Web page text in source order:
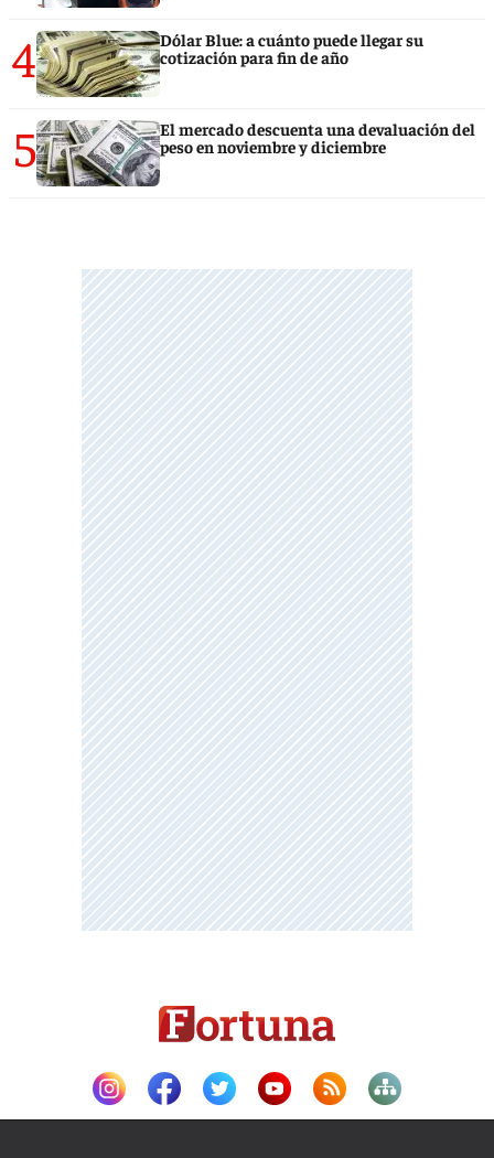
4
Dólar Blue: a cuánto puede llegar su
cotización para fin de año
5
El mercado descuenta una devaluación del
peso en noviembre y diciembre